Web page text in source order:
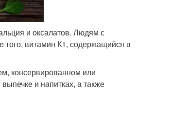
и оксалатов. Людям с
того, витамин К1, содержащийся в
консервированном или
и напитках, а также